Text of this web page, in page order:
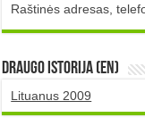
Raštinės adresas,
DRAUGO istorija (EN)
Lituanus 2009